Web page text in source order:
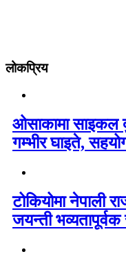
लोकप्रिय
ओसाकामा साइकल
गम्भीर घाइते,
टोकियोमा नेपाली
जयन्ती